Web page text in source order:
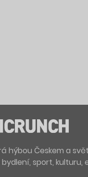
hýbou Českem a
sport, kulturu,